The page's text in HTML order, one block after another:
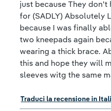
just because They
for (SADLY) Absolutely
because I was finally
two kneepads again
wearing a thick brace.
this and hope they will
sleeves witg the same
Traduci la recensione in